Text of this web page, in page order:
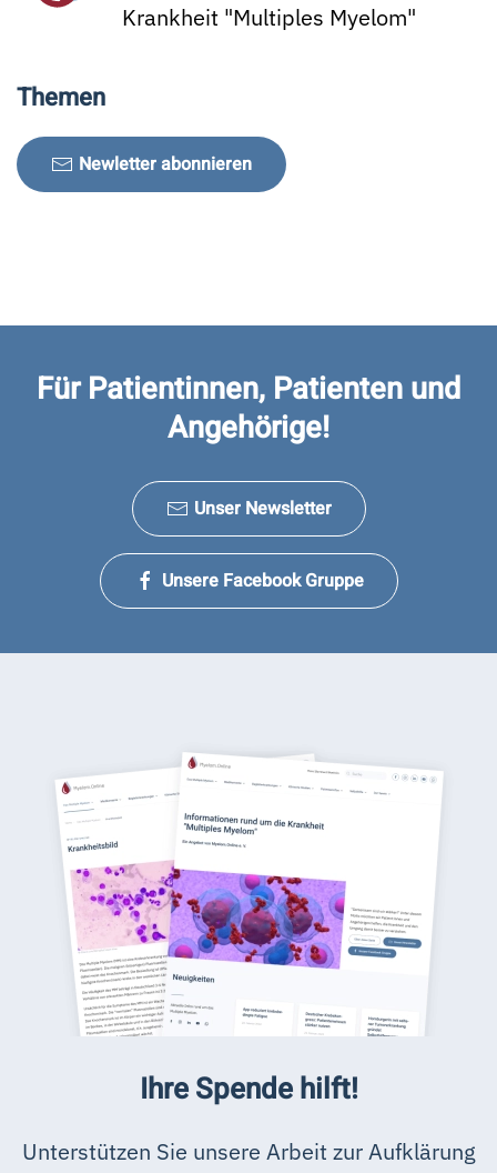
Krankheit "Multiples Myelom"
Themen
Newletter abonnieren
Für Patientinnen, Patienten und
Angehörige!
Unser Newsletter
Unsere Facebook Gruppe
Ihre Spende hilft!
Unterstützen Sie unsere Arbeit zur Aufklärung